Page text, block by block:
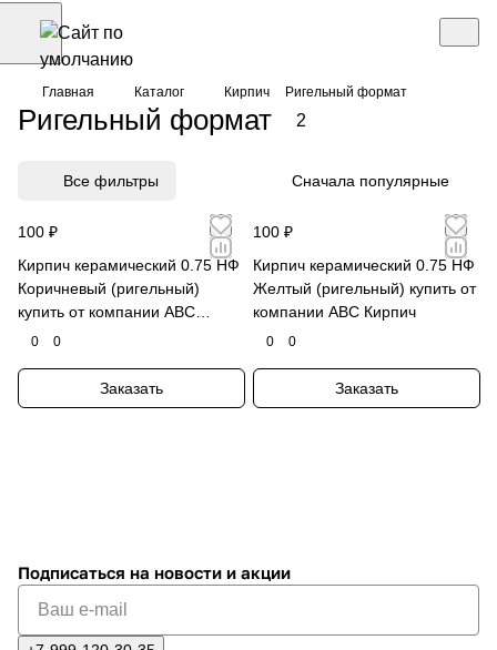
Главная Каталог Кирпич Ригельный формат
Ригельный формат 2
Все фильтры Сначала популярные
100 ₽
Кирпич керамический 0.75 НФ
Коричневый (ригельный)
купить от компании АВС
Кирпич
0 0
Заказать
100 ₽
Кирпич керамический 0.75 НФ
Желтый (ригельный) купить от
компании АВС Кирпич
0 0
Заказать
Подписаться на новости и акции